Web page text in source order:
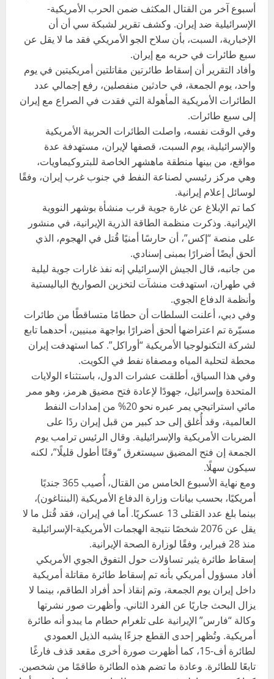
أسبوع آخر من القتال المكثف ضمن الحرب الأمريكية-
الإسرائيلية ضد إيران. وكشف تقرير لشبكة سي أن أن
الإخبارية، السبت، بأن سلاح الجو الأمريكي فقد ما لا يقل عن
سبع طائرات في حربه مع إيران.
وأفاد التقرير أن إسقاط طائرتين مقاتلتين أمريكيتين في يوم
واحد، يوم الجمعة، في حادثين منفصلين، رفع إجمالي عدد
الطائرات الأمريكية المأهولة التي فقدت في الصراع مع إيران
إلى سبع طائرات.
وفي الوقت نفسه، واصلت الطائرات الحربية الأمريكية
والإسرائيلية، يوم السبت، قصفها لإيران، مستهدفة عدة
مواقع، من بينها منطقة ماهشهر الخاصة للبتروكيماويات،
وهي مركز رئيسي لصناعة النفط في جنوب غرب إيران، وفقًا
لوسائل إعلام إيرانية.
كما تم الإبلاغ عن غارة جوية قرب منشأة بوشهر النووية
الإيرانية. وذكرت منظمة الطاقة الذرية الإيرانية، في منشور
على منصة “إكس”، أن حارسًا أمنيًا قُتل في الهجوم، الذي
ألحق أيضًا أضرارًا بمبنى إسنادي.
من جانبه، قال الجيش الإسرائيلي إنه نفذ غارات جوية ليلية
في طهران، استهدفت منشآت لتخزين الصواريخ الباليستية
وأنظمة الدفاع الجوي.
وفي دبي، أعلنت السلطات أن حطامًا متساقطًا من طائرات
مسيّرة تم اعتراضها ألحق أضرارًا بواجهة مبنيين، أحدهما تابع
لشركة التكنولوجيا الأمريكية “أوراكل”. كما استهدفت إيران
محطة لتحلية المياه ومصفاة نفط في الكويت.
وفي هذا السياق، أطلقت عشرات الدول، باستثناء الولايات
المتحدة وإسرائيل، جهودًا لإعادة فتح مضيق هرمز، وهو ممر
مائي استراتيجي يمر عبره نحو 20% من إمدادات النفط
العالمية، وقد أُغلق إلى حد كبير من قبل إيران ردًا على
الضربات الأمريكية والإسرائيلية. وقال الرئيس ترامب يوم
الجمعة إن فتح المضيق سيستغرق “وقتًا أطول قليلًا”، لكنه
سيكون سهلًا.
ومع نهاية الأسبوع الخامس من القتال، أُصيب 365 جنديًا
أمريكيًا، بحسب بيانات وزارة الدفاع الأمريكية (البنتاغون)،
بينما بلغ عدد القتلى 13 عسكريًا. أما في إيران، فقد قُتل ما لا
يقل عن 2076 شخصًا نتيجة الهجمات الأمريكية-الإسرائيلية
منذ 28 فبراير، وفقًا لوزارة الصحة الإيرانية.
إسقاط طائرة يثير تساؤلات حول التفوق الجوي الأمريكي
أفاد مسؤول أمريكي بأنه تم إسقاط طائرة مقاتلة أمريكية
داخل إيران يوم الجمعة، وتم إنقاذ أحد أفراد الطاقم، بينما لا
يزال البحث جاريًا عن الفرد الثاني. وأظهرت صور نشرتها
وكالة “فارس” الإيرانية على تلغرام حطام ما يبدو أنه طائرة
أمريكية. وتُظهر إحدى القطع جزءًا يشبه الذيل العمودي
لطائرة أف-15، كما أظهرت صورة أخرى مقعد قذف فارغًا
تابعًا للطائرة. وعادة ما تضم هذه الطائرة طاقمًا من شخصين.